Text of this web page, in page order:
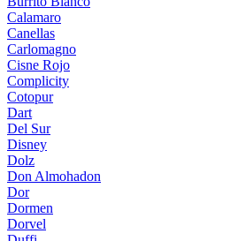
Calamaro
Canellas
Carlomagno
Cisne Rojo
Complicity
Cotopur
Dart
Del Sur
Disney
Dolz
Don Almohadon
Dor
Dormen
Dorvel